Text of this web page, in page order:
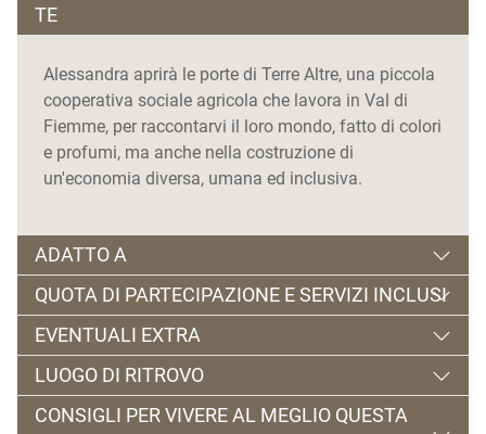
TE
Alessandra aprirà le porte di Terre Altre, una piccola
cooperativa sociale agricola che lavora in Val di
Fiemme, per raccontarvi il loro mondo, fatto di colori
e profumi, ma anche nella costruzione di
un'economia diversa, umana ed inclusiva.
ADATTO A
Adatto a grandi e piccini, perché non è mai troppo
presto o troppo tardi per conoscere questo
straordinario mondo.
QUOTA DI PARTECIPAZIONE E SERVIZI INCLUSI
Gratuito
Incluso Gadget aromatico
EVENTUALI EXTRA
Qui potrete acquistare la vostra verdura
direttamente dal campo, ma anche diversi prodotti
LUOGO DI RITROVO
CONSIGLI PER VIVERE AL MEGLIO QUESTA